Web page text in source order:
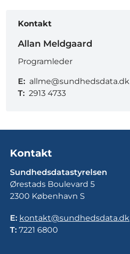
Kontakt
Allan Meldgaard
Programleder
E: allme@sundhedsdata.dk
T: 2913 4733
Kontakt
Sundhedsdatastyrelsen
Ørestads Boulevard 5
2300 København S
E: kontakt@sundhedsdata.dk
T: 7221 6800